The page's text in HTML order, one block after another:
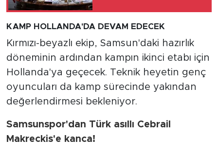
KAMP HOLLANDA'DA DEVAM EDECEK
Kırmızı-beyazlı ekip, Samsun'daki hazırlık
döneminin ardından kampın ikinci etabı için
Hollanda'ya geçecek. Teknik heyetin genç
oyuncuları da kamp sürecinde yakından
değerlendirmesi bekleniyor.
Samsunspor'dan Türk asıllı Cebrail
Makreckis'e kanca!